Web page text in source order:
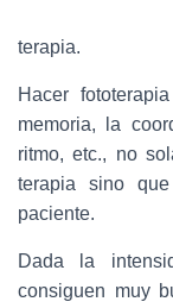
terapia.
Hacer
memoria, la
ritmo, etc., no
terapia sino
paciente.
Dada la
consiguen muy